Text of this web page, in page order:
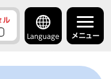
ル
Language メニュー